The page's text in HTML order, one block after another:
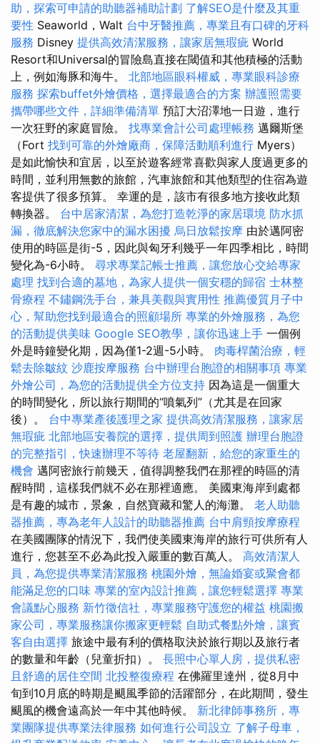
助，探索可申請的助聽器補助計劃 了解SEO是什麼及其重
要性 Seaworld，Walt 台中牙醫推薦，專業且有口碑的牙科
服務 Disney 提供高效清潔服務，讓家居無瑕疵 World
Resort和Universal的冒險島直接在閾值和其他積極的活動
上，例如海豚和海牛。 北部地區眼科權威，專業眼科診療
服務 探索buffet外燴價格，選擇最適合的方案 辦護照需要
攜帶哪些文件，詳細準備清單 預訂大沼澤地一日遊，進行
一次狂野的家庭冒險。 找專業會計公司處理帳務 邁爾斯堡
（Fort 找到可靠的外燴廠商，保障活動順利進行 Myers）
是如此愉快和宜居，以至於遊客經常喜歡與家人度過更多的
時間，並利用無數的旅館，汽車旅館和其他類型的住宿為遊
客提供了很多預算。 幸運的是，該市有很多地方接收此類
轉換器。 台中居家清潔，為您打造乾淨的家居環境 防水抓
漏，徹底解決您家中的漏水困擾 烏日放鬆按摩 由於邁阿密
使用的時區是街-5，因此與匈牙利幾乎一年四季相比，時間
變化為-6小時。 尋求專業記帳士推薦，讓您放心交給專家
處理 找到合適的墓地，為家人提供一個安穩的歸宿 士林整
骨療程 不鏽鋼洗手台，兼具美觀與實用性 推薦優質月子中
心，幫助您找到最適合的照顧場所 專業的外燴服務，為您
的活動提供美味 Google SEO教學，讓你迅速上手 一個例
外是時鐘變化期，因為僅1-2週-5小時。 肉毒桿菌治療，輕
鬆去除皺紋 沙鹿按摩服務 台中辦理台胞證的相關事項 專業
外燴公司，為您的活動提供全方位支持 因為這是一個重大
的時間變化，所以旅行期間的“噴氣列”（尤其是在回家
後）。 台中專業產後護理之家 提供高效清潔服務，讓家居
無瑕疵 北部地區安養院的選擇，提供周到照護 辦理台胞證
的完整指引，快速辦理不等待 老屋翻新，給您的家重生的
機會 邁阿密旅行前幾天，值得調整我們在那裡的時區的清
醒時間，這樣我們就不必在那裡適應。 美國東海岸到處都
是有趣的城市，景象，自然寶藏和驚人的海灘。 老人助聽
器推薦，專為老年人設計的助聽器推薦 台中肩頸按摩療程
在美國團隊的情況下，我們使美國東海岸的旅行可供所有人
進行，您甚至不必為此投入嚴重的數百萬人。 高效清潔人
員，為您提供專業清潔服務 桃園外燴，無論婚宴或聚會都
能滿足您的口味 專業的室內設計推薦，讓您輕鬆選擇 專業
會議點心服務 新竹徵信社，專業服務守護您的權益 桃園搬
家公司，專業服務讓你搬家更輕鬆 自助式餐點外燴，讓賓
客自由選擇 旅途中最有利的價格取決於旅行期以及旅行者
的數量和年齡（兒童折扣）。 長照中心單人房，提供私密
且舒適的居住空間 北投整復療程 在佛羅里達州，從8月中
旬到10月底的時期是颶風季節的活躍部分，在此期間，發生
颶風的機會遠高於一年中其他時候。 新北律師事務所，專
業團隊提供專業法律服務 如何進行公司設立 了解子母車，